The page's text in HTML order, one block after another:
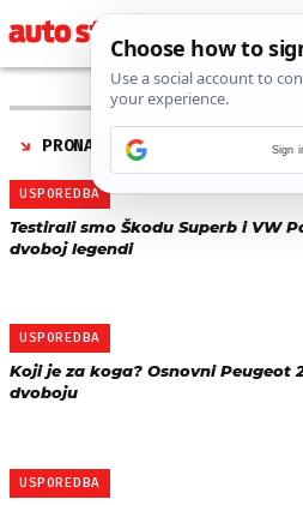
PRONAĐENO 11 REZULTATA
USPOREDBA
Testirali smo Škodu Superb i VW
dvoboj legendi
USPOREDBA
Koji je za koga? Osnovni Peugeot
dvoboju
USPOREDBA
Sign